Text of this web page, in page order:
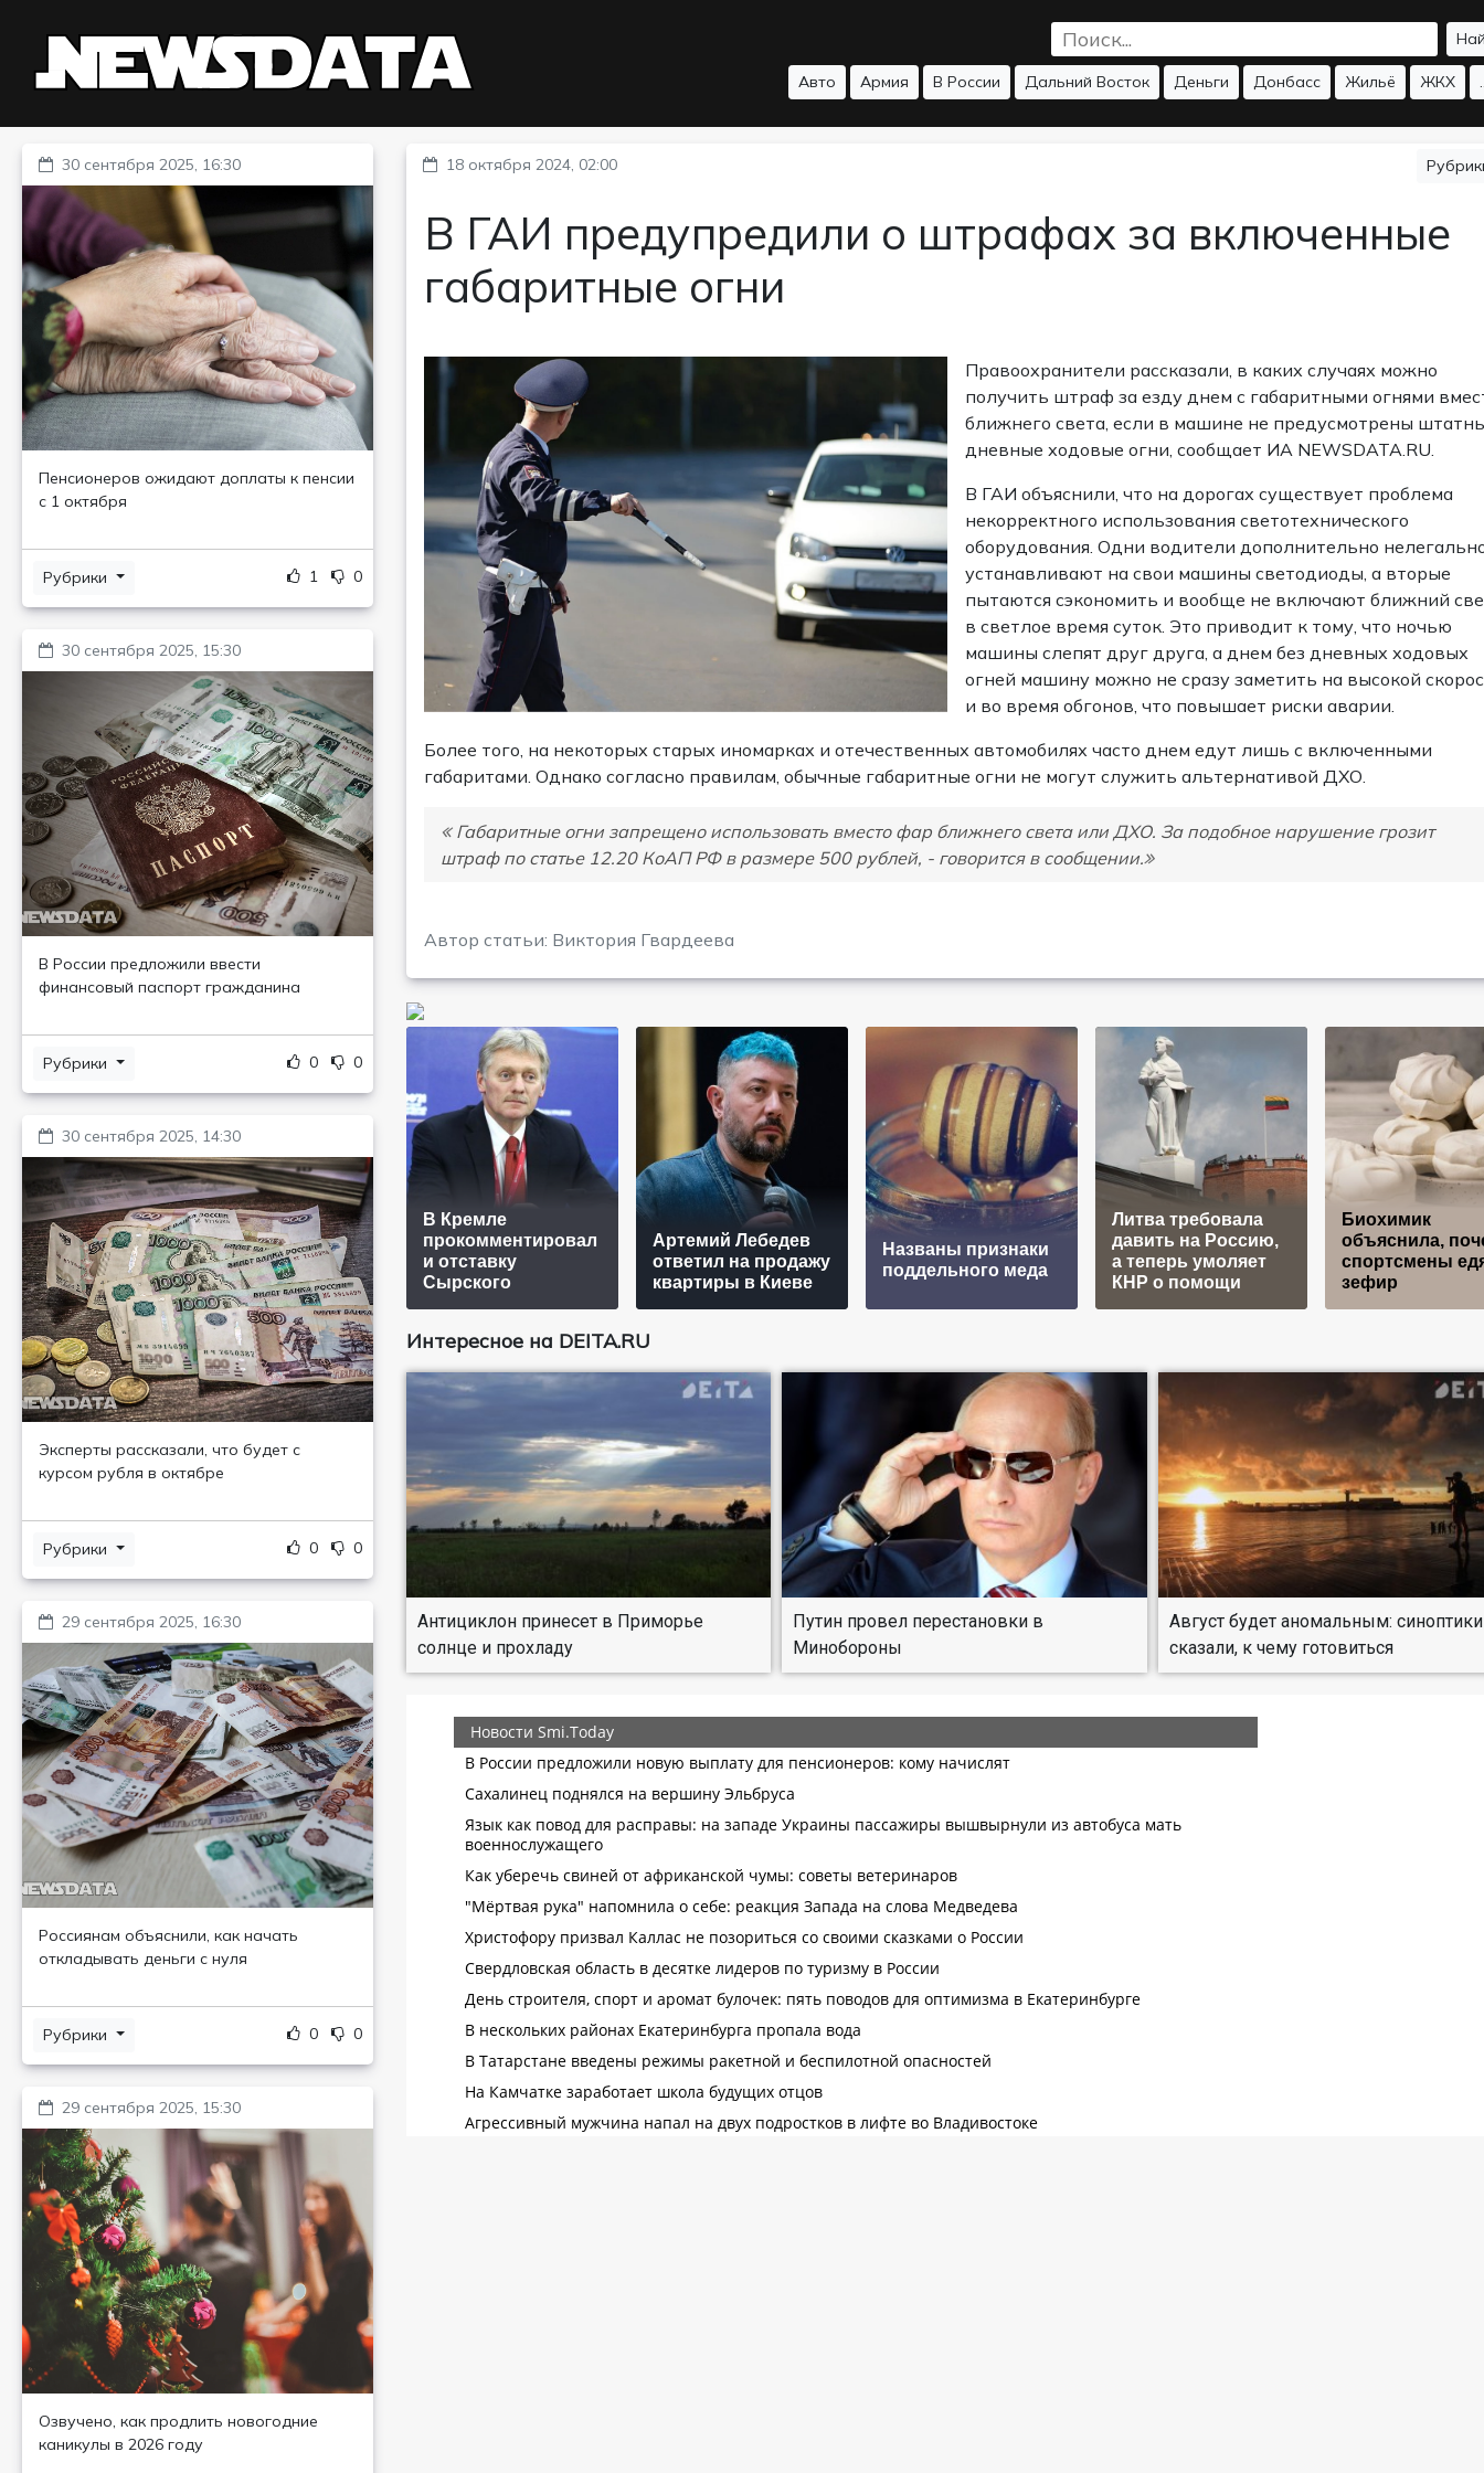
Авто Армия В России Дальний Восток Деньги Донбасс Жильё ЖКХ
30 сентября 2025, 16:30
Пенсионеров ожидают доплаты к пенсии
с 1 октября
Рубрики 1 0
30 сентября 2025, 15:30
В России предложили ввести
финансовый паспорт гражданина
Рубрики 0 0
30 сентября 2025, 14:30
Эксперты рассказали, что будет с
курсом рубля в октябре
Рубрики 0 0
29 сентября 2025, 16:30
Россиянам объяснили, как начать
откладывать деньги с нуля
Рубрики 0 0
29 сентября 2025, 15:30
Озвучено, как продлить новогодние
каникулы в 2026 году
18 октября 2024, 02:00
В ГАИ предупредили о штрафах за включенные
габаритные огни
Правоохранители рассказали, в каких случаях можно
получить штраф за езду днем с габаритными огнями
ближнего света, если в машине не предусмотрены
дневные ходовые огни, сообщает ИА NEWSDATA.RU.
В ГАИ объяснили, что на дорогах существует проблема
некорректного использования светотехнического
оборудования. Одни водители дополнительно
устанавливают на свои машины светодиоды, а вторые
пытаются сэкономить и вообще не включают ближний
в светлое время суток. Это приводит к тому, что ночью
машины слепят друг друга, а днем без дневных ходовых
огней машину можно не сразу заметить на высокой
и во время обгонов, что повышает риски аварии.
Более того, на некоторых старых иномарках и отечественных автомобилях часто днем едут лишь с включенными
габаритами. Однако согласно правилам, обычные габаритные огни не могут служить альтернативой ДХО.
Габаритные огни запрещено использовать вместо фар ближнего света или ДХО. За подобное нарушение грозит
штраф по статье 12.20 КоАП РФ в размере 500 рублей, - говорится в сообщении.
Автор статьи: Виктория Гвардеева
В Кремле
прокомментировал
и отставку
Сырского
Артемий Лебедев
ответил на продажу
квартиры в Киеве
Названы признаки
поддельного меда
Литва требовала
давить на Россию,
а теперь умоляет
КНР о помощи
Биохимик
объяснила,
спортсмены
зефир
Интересное на DEITA.RU
Антициклон принесет в Приморье
солнце и прохладу
Путин провел перестановки в
Минобороны
Август будет аномальным: синоптики
сказали, к чему готовиться